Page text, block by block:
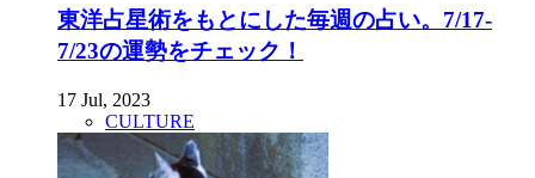
東洋占星術をもとにした毎週の占い。7/17-
7/23の運勢をチェック！
17 Jul, 2023
CULTURE